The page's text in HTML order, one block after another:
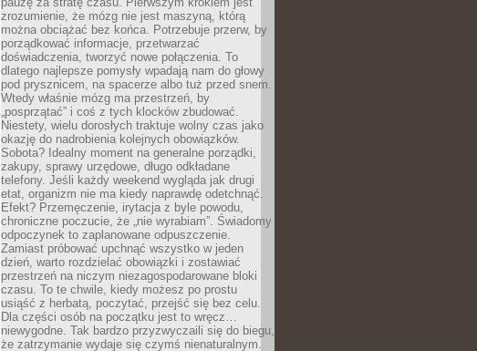
zrozumienie, że mózg nie jest maszyną, którą
można obciążać bez końca. Potrzebuje przerw, by
porządkować informacje, przetwarzać
doświadczenia, tworzyć nowe połączenia. To
dlatego najlepsze pomysły wpadają nam do głowy
pod prysznicem, na spacerze albo tuż przed snem.
Wtedy właśnie mózg ma przestrzeń, by
„posprzątać” i coś z tych klocków zbudować.
Niestety, wielu dorosłych traktuje wolny czas jako
okazję do nadrobienia kolejnych obowiązków.
Sobota? Idealny moment na generalne porządki,
zakupy, sprawy urzędowe, długo odkładane
telefony. Jeśli każdy weekend wygląda jak drugi
etat, organizm nie ma kiedy naprawdę odetchnąć.
Efekt? Przemęczenie, irytacja z byle powodu,
chroniczne poczucie, że „nie wyrabiam”. Świadomy
odpoczynek to zaplanowane odpuszczenie.
Zamiast próbować upchnąć wszystko w jeden
dzień, warto rozdzielać obowiązki i zostawiać
przestrzeń na niczym niezagospodarowane bloki
czasu. To te chwile, kiedy możesz po prostu
usiąść z herbatą, poczytać, przejść się bez celu.
Dla części osób na początku jest to wręcz…
niewygodne. Tak bardzo przyzwyczaili się do biegu,
że zatrzymanie wydaje się czymś nienaturalnym.